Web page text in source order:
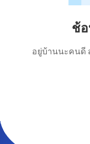
ช้
อยู่บ้านนะคนดี